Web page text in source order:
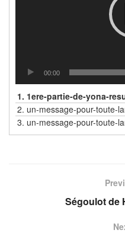
00:00
1. 1ere-partie-de-yona-
2. un-message-pour-toute-lannee-a-
3. un-message-pour-toute-lannee-a-
Ségoulot de